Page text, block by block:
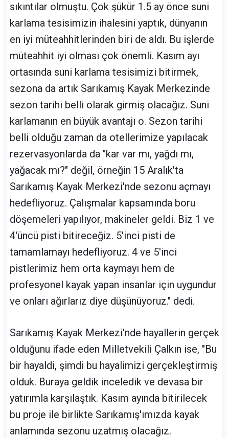
sıkıntılar olmuştu. Çok şükür 1.5 ay önce suni
karlama tesisimizin ihalesini yaptık, dünyanın
en iyi müteahhitlerinden biri de aldı. Bu işlerde
müteahhit iyi olması çok önemli. Kasım ayı
ortasında suni karlama tesisimizi bitirmek,
sezona da artık Sarıkamış Kayak Merkezinde
sezon tarihi belli olarak girmiş olacağız. Suni
karlamanın en büyük avantajı o. Sezon tarihi
belli olduğu zaman da otellerimize yapılacak
rezervasyonlarda da "kar var mı, yağdı mı,
yağacak mı?" değil, örneğin 15 Aralık'ta
Sarıkamış Kayak Merkezi'nde sezonu açmayı
hedefliyoruz. Çalışmalar kapsamında boru
döşemeleri yapılıyor, makineler geldi. Biz 1 ve
4'üncü pisti bitireceğiz. 5'inci pisti de
tamamlamayı hedefliyoruz. 4 ve 5'inci
pistlerimiz hem orta kaymayı hem de
profesyonel kayak yapan insanlar için uygundur
ve onları ağırlarız diye düşünüyoruz." dedi.
Sarıkamış Kayak Merkezi'nde hayallerin gerçek
olduğunu ifade eden Milletvekili Çalkın ise, "Bu
bir hayaldi, şimdi bu hayalimizi gerçekleştirmiş
olduk. Buraya geldik inceledik ve devasa bir
yatırımla karşılaştık. Kasım ayında bitirilecek
bu proje ile birlikte Sarıkamış'ımızda kayak
anlamında sezonu uzatmış olacağız.